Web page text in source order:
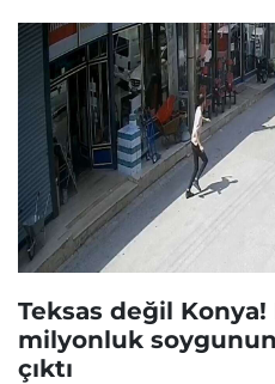
Teksas değil Konya!
milyonluk
çıktı